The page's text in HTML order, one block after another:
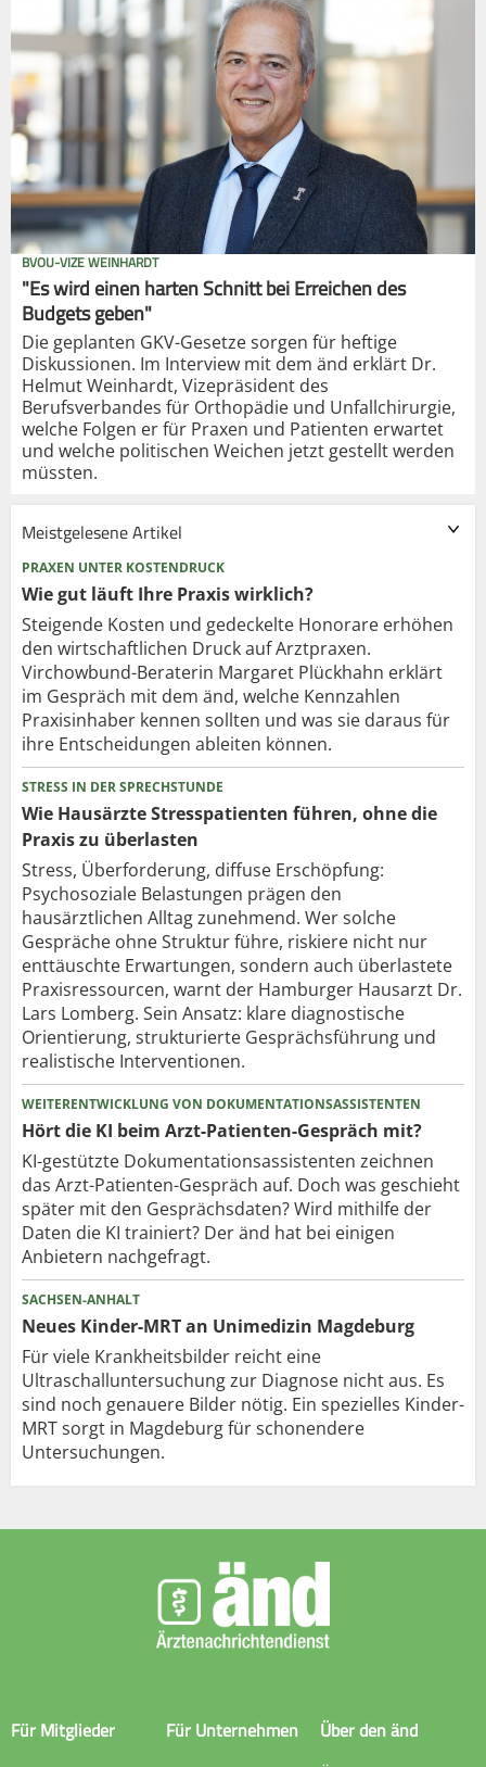
BVOU-VIZE WEINHARDT
"Es wird einen harten Schnitt bei Erreichen des
Budgets geben"
Die geplanten GKV-Gesetze sorgen für heftige
Diskussionen. Im Interview mit dem änd erklärt Dr.
Helmut Weinhardt, Vizepräsident des
Berufsverbandes für Orthopädie und Unfallchirurgie,
welche Folgen er für Praxen und Patienten erwartet
und welche politischen Weichen jetzt gestellt werden
müssten.
Meistgelesene Artikel
PRAXEN UNTER KOSTENDRUCK
Wie gut läuft Ihre Praxis wirklich?
Steigende Kosten und gedeckelte Honorare erhöhen
den wirtschaftlichen Druck auf Arztpraxen.
Virchowbund-Beraterin Margaret Plückhahn erklärt
im Gespräch mit dem änd, welche Kennzahlen
Praxisinhaber kennen sollten und was sie daraus für
ihre Entscheidungen ableiten können.
STRESS IN DER SPRECHSTUNDE
Wie Hausärzte Stresspatienten führen, ohne die
Praxis zu überlasten
Stress, Überforderung, diffuse Erschöpfung:
Psychosoziale Belastungen prägen den
hausärztlichen Alltag zunehmend. Wer solche
Gespräche ohne Struktur führe, riskiere nicht nur
enttäuschte Erwartungen, sondern auch überlastete
Praxisressourcen, warnt der Hamburger Hausarzt Dr.
Lars Lomberg. Sein Ansatz: klare diagnostische
Orientierung, strukturierte Gesprächsführung und
realistische Interventionen.
WEITERENTWICKLUNG VON DOKUMENTATIONSASSISTENTEN
Hört die KI beim Arzt-Patienten-Gespräch mit?
KI-gestützte Dokumentationsassistenten zeichnen
das Arzt-Patienten-Gespräch auf. Doch was geschieht
später mit den Gesprächsdaten? Wird mithilfe der
Daten die KI trainiert? Der änd hat bei einigen
Anbietern nachgefragt.
SACHSEN-ANHALT
Neues Kinder-MRT an Unimedizin Magdeburg
Für viele Krankheitsbilder reicht eine
Ultraschalluntersuchung zur Diagnose nicht aus. Es
sind noch genauere Bilder nötig. Ein spezielles Kinder-
MRT sorgt in Magdeburg für schonendere
Untersuchungen.
Für Mitglieder
Für Unternehmen
Über den änd